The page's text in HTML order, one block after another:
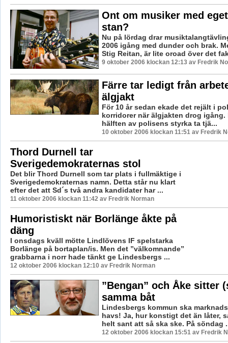
Ont om musiker med
stan?
Nu på lördag drar
2006 igång med dunder och brak.
Stig Reitan, är lite oroad över det
9 oktober 2006 klockan 12:13 av Fredrik
Färre tar ledigt från
älgjakt
För 10 år sedan ekade det rejält i
korridorer när älgjakten drog igång.
hälften av polisens styrka ta tjä...
10 oktober 2006 klockan 11:51 av Fredrik
Thord Durnell tar
Sverigedemokraternas stol
Det blir Thord Durnell som tar plats i fullmäktige i
Sverigedemokraternas namn. Detta står nu klart
efter det att Sd´s två andra kandidater har ...
11 oktober 2006 klockan 11:42 av Fredrik Norman
Humoristiskt när Borlänge åkte på
däng
I onsdags kväll mötte Lindlövens IF spelstarka
Borlänge på bortaplan/is. Men det ”välkomnande”
grabbarna i norr hade tänkt ge Lindesbergs ...
12 oktober 2006 klockan 12:10 av Fredrik Norman
”Bengan” och Åke sitter
samma båt
Lindesbergs kommun ska
havs! Ja, hur konstigt det än låter,
helt sant att så ska ske. På söndag
12 oktober 2006 klockan 15:51 av Fredrik